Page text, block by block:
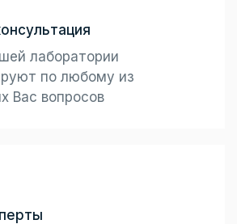
лаборатории
по любому из
Вас вопросов